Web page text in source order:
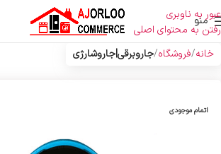
عبور به ناوبری
رفتن به محتوای اصلی
منو
خانه فروشگاه جاروبرقی|جاروشارژی
اتمام موجودی